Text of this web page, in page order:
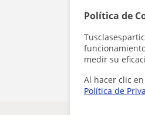
Política de
medir su
Al hacer clic
Política de